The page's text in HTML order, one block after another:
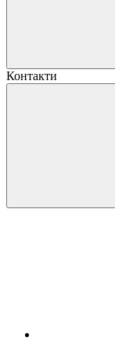
Контакти